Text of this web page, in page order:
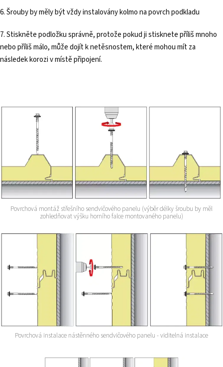
6. Šrouby by měly být vždy instalovány kolmo na povrch podkladu
7. Stiskněte podložku správně, protože pokud ji stisknete příliš mnoho
nebo příliš málo, může dojít k netěsnostem, které mohou mít za
následek korozi v místě připojení.
Povrchová montáž střešního sendvičového panelu (výběr délky šroubu by měl
zohledňovat výšku horního falce montovaného panelu)
Povrchová instalace nástěnného sendvičového panelu - viditelná instalace